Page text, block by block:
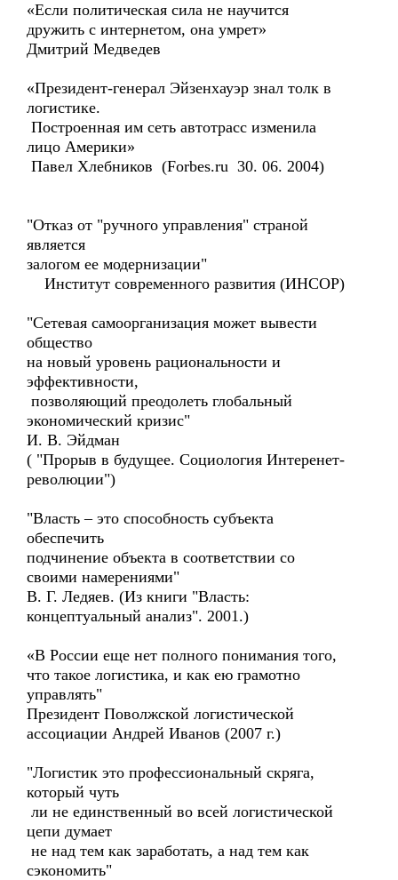
«Если политическая сила не научится
дружить с интернетом, она умрет»
Дмитрий Медведев
«Президент-генерал Эйзенхауэр знал толк в
логистике.
Построенная им сеть автотрасс изменила
лицо Америки»
Павел Хлебников (Forbes.ru 30. 06. 2004)
"Отказ от "ручного управления" страной
является
залогом ее модернизации"
Институт современного развития (ИНСОР)
"Сетевая самоорганизация может вывести
общество
на новый уровень рациональности и
эффективности,
позволяющий преодолеть глобальный
экономический кризис"
И. В. Эйдман
( "Прорыв в будущее. Социология Интеренет-
революции")
"Власть – это способность субъекта
обеспечить
подчинение объекта в соответствии со
своими намерениями"
В. Г. Ледяев. (Из книги "Власть:
концептуальный анализ". 2001.)
«В России еще нет полного понимания того,
что такое логистика, и как ею грамотно
управлять"
Президент Поволжской логистической
ассоциации Андрей Иванов (2007 г.)
"Логистик это профессиональный скряга,
который чуть
ли не единственный во всей логистической
цепи думает
не над тем как заработать, а над тем как
сэкономить"